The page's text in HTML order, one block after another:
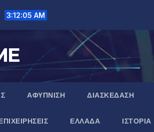
3:12:06 AM
ΑΦΥΠΝΙΣΗ ΔΙΑΣΚΕΔΑΣΗ
ΕΛΛΑΔΑ ΙΣΤΟΡΙΑ